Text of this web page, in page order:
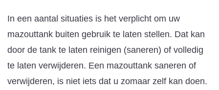
In een aantal situaties is het verplicht om uw
mazouttank buiten gebruik te laten stellen. Dat kan
door de tank te laten reinigen (saneren) of volledig
te laten verwijderen. Een mazouttank saneren of
verwijderen, is niet iets dat u zomaar zelf kan doen.